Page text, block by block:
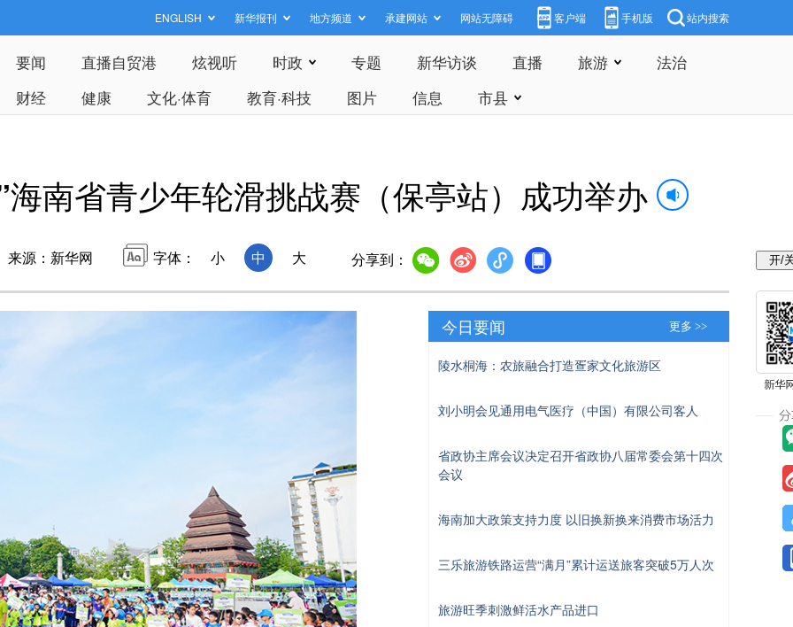
ENGLISH 新华报刊 地方频道 承建网站 网站无障碍 客户端 手机版 站内搜索
要闻 直播自贸港 炫视听 时政 专题 新华访谈 直播 旅游
法治
财经
健康 文化·体育 教育·科技 图片 信息 市县
海南省青少年轮滑挑战赛（保亭站）成功举办
来源：新华网 字体： 小 中 大 分享到：
今日要闻 更多 >>
陵水桐海：农旅融合打造疍家文化旅游区
刘小明会见通用电气医疗（中国）有限公司客人
省政协主席会议决定召开省政协八届常委会第十四次
会议
海南加大政策支持力度 以旧换新换来消费市场活力
三乐旅游铁路运营“满月”累计运送旅客突破5万人次
旅游旺季刺激鲜活水产品进口